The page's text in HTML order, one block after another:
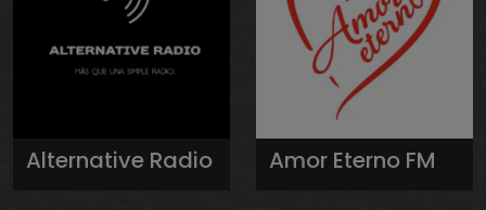
Alternative Radio Amor Eterno FM